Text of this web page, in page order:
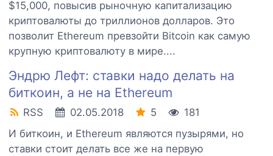
$15,000, повысив рыночную капитализацию
криптовалюты до триллионов долларов. Это
позволит Ethereum превзойти Bitcoin как самую
крупную криптовалюту в мире....
Эндрю Лефт: ставки надо делать на
биткоин, а не на Ethereum
RSS 02.05.2018 5
181
И биткоин, и Ethereum являются пузырями, но
ставки стоит делать все же на первую